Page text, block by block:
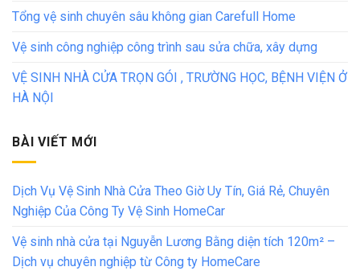
Tổng vệ sinh chuyên sâu không gian Carefull Home
Vệ sinh công nghiệp công trình sau sửa chữa, xây dựng
VỆ SINH NHÀ CỬA TRỌN GÓI , TRƯỜNG HỌC, BỆNH VIỆN Ở
HÀ NỘI
BÀI VIẾT MỚI
Dịch Vụ Vệ Sinh Nhà Cửa Theo Giờ Uy Tín, Giá Rẻ, Chuyên
Nghiệp Của Công Ty Vệ Sinh HomeCar
Vệ sinh nhà cửa tại Nguyễn Lương Bằng diện tích 120m² –
Dịch vụ chuyên nghiệp từ Công ty HomeCare